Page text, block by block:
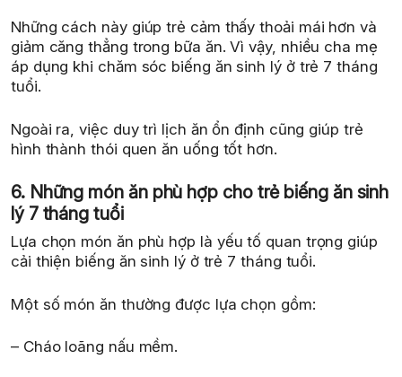
Những cách này giúp trẻ cảm thấy thoải mái hơn và
giảm căng thẳng trong bữa ăn. Vì vậy, nhiều cha mẹ
áp dụng khi chăm sóc biếng ăn sinh lý ở trẻ 7 tháng
tuổi.
Ngoài ra, việc duy trì lịch ăn ổn định cũng giúp trẻ
hình thành thói quen ăn uống tốt hơn.
6. Những món ăn phù hợp cho trẻ biếng ăn sinh
lý 7 tháng tuổi
Lựa chọn món ăn phù hợp là yếu tố quan trọng giúp
cải thiện biếng ăn sinh lý ở trẻ 7 tháng tuổi.
Một số món ăn thường được lựa chọn gồm:
– Cháo loãng nấu mềm.